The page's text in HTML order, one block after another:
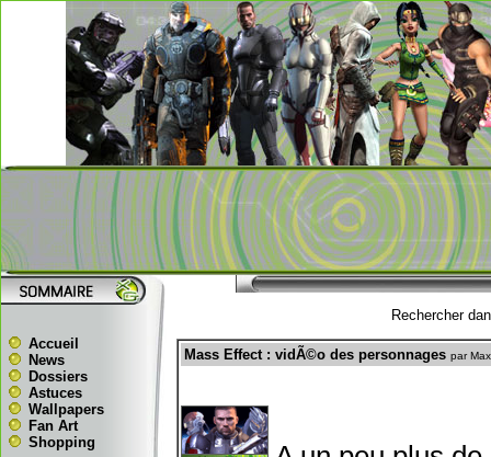
Accueil
News
Dossiers
Astuces
Wallpapers
Fan Art
Shopping
Rechercher
Mass Effect : vidÃ©o des personnages par